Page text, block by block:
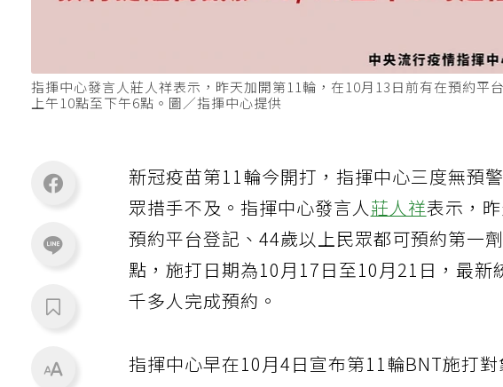
指揮中心發言人莊人祥表示，昨天加開第11輪，在10月13日前有在預約平
上午10點至下午6點。圖／指揮中心提供
新冠疫苗第11輪今開打，指揮中心三度無預
眾措手不及。指揮中心發言人莊人祥表示，
預約平台登記、44歲以上民眾都可預約第一
點，施打日期為10月17日至10月21日，最
千多人完成預約。
指揮中心早在10月4日宣布第11輪BNT施打